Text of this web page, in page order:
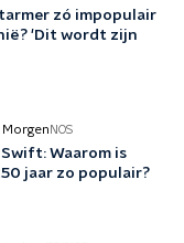
zó impopulair
'Dit wordt zijn
NOS
Waarom is
jaar zo populair?